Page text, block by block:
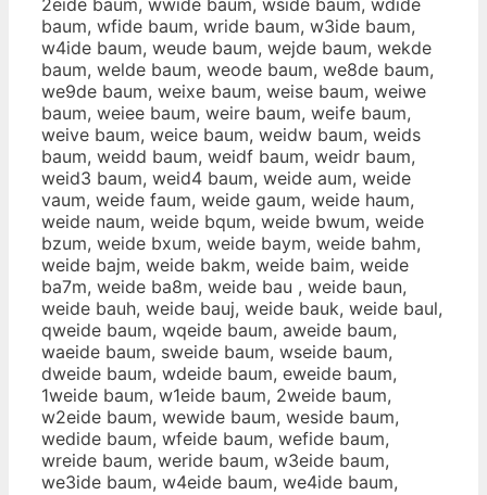
baum, wfide baum, wride baum, w3ide baum,
w4ide baum, weude baum, wejde baum, wekde
baum, welde baum, weode baum, we8de baum,
we9de baum, weixe baum, weise baum, weiwe
baum, weiee baum, weire baum, weife baum,
weive baum, weice baum, weidw baum, weids
baum, weidd baum, weidf baum, weidr baum,
weid3 baum, weid4 baum, weide aum, weide
vaum, weide faum, weide gaum, weide haum,
weide naum, weide bqum, weide bwum, weide
bzum, weide bxum, weide baym, weide bahm,
weide bajm, weide bakm, weide baim, weide
ba7m, weide ba8m, weide bau , weide baun,
weide bauh, weide bauj, weide bauk, weide baul,
qweide baum, wqeide baum, aweide baum,
waeide baum, sweide baum, wseide baum,
dweide baum, wdeide baum, eweide baum,
1weide baum, w1eide baum, 2weide baum,
w2eide baum, wewide baum, weside baum,
wedide baum, wfeide baum, wefide baum,
wreide baum, weride baum, w3eide baum,
we3ide baum, w4eide baum, we4ide baum,